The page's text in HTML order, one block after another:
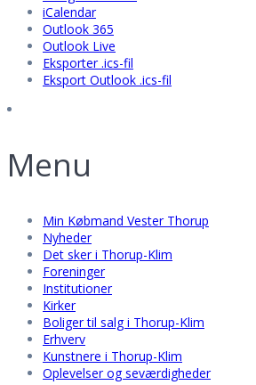
iCalendar
Outlook 365
Outlook Live
Eksporter .ics-fil
Eksport Outlook .ics-fil
Menu
Min Købmand Vester Thorup
Nyheder
Det sker i Thorup-Klim
Foreninger
Institutioner
Kirker
Boliger til salg i Thorup-Klim
Erhverv
Kunstnere i Thorup-Klim
Oplevelser og seværdigheder